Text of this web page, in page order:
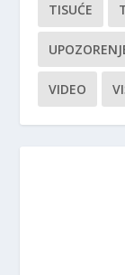
TISUĆE
VIDEO